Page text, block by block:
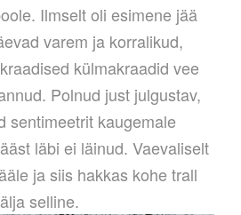
Ilmselt oli esimene jää
varem ja korralikud,
külmakraadid vee
Polnud just julgustav,
sentimeetrit kaugemale
läbi ei läinud. Vaevaliselt
ja siis hakkas kohe trall
selline.